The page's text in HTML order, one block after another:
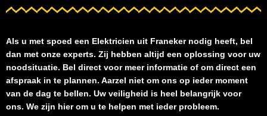
Als u met spoed een Elektricien uit Franeker nodig heeft, bel
dan met onze experts. Zij hebben altijd een oplossing voor uw
noodsituatie. Bel direct voor meer informatie of om direct een
afspraak in te plannen. Aarzel niet om ons op ieder moment
van de dag te bellen. Uw veiligheid is heel belangrijk voor
ons. We zijn hier om u te helpen met ieder probleem.